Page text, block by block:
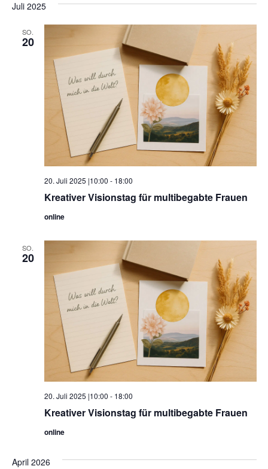
und
wählen.
Juli 2025
SO.
20
Kreativer Visionstag für multibegabte Frauen
20. Juli 2025 |10:00 - 18:00
online
SO.
20
Kreativer Visionstag für multibegabte Frauen
20. Juli 2025 |10:00 - 18:00
online
April 2026